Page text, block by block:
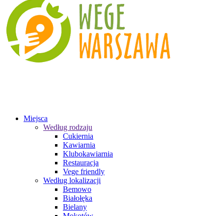
Miejsca
Według rodzaju
Cukiernia
Kawiarnia
Klubokawiarnia
Restauracja
Vege friendly
Według lokalizacji
Bemowo
Białołęka
Bielany